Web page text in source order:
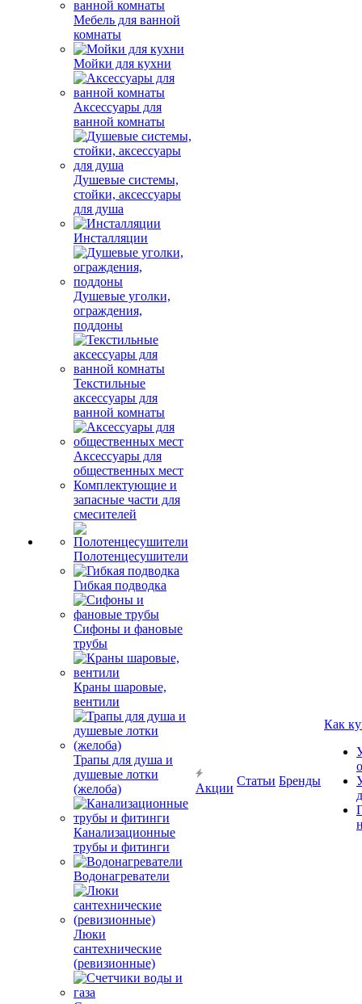
Мебель для ванной
комнаты
Мойки для кухни
Аксессуары для
ванной комнаты
Душевые системы,
стойки, аксессуары
для душа
Инсталляции
Душевые уголки,
ограждения,
поддоны
Текстильные
аксессуары для
ванной комнаты
Аксессуары для
общественных мест
Комплектующие и
запасные части для
смесителей
Полотенцесушители
Гибкая подводка
Сифоны и фановые
трубы
Краны шаровые,
вентили
Трапы для душа и
душевые лотки
(желоба)
Канализационные
трубы и фитинги
Водонагреватели
Люки
сантехнические
(ревизионные)
Акции
Статьи Бренды
Как